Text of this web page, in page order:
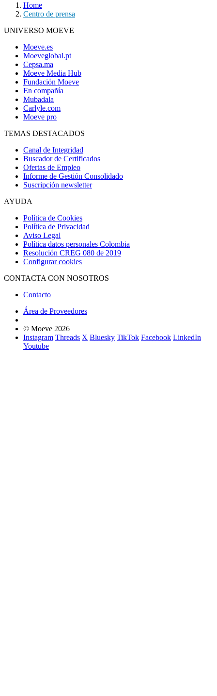
Home
Centro de prensa
UNIVERSO MOEVE
Moeve.es
Moeveglobal.pt
Cepsa.ma
Moeve Media Hub
Fundación Moeve
En compañía
Mubadala
Carlyle.com
Moeve pro
TEMAS DESTACADOS
Canal de Integridad
Buscador de Certificados
Ofertas de Empleo
Informe de Gestión Consolidado
Suscripción newsletter
AYUDA
Política de Cookies
Política de Privacidad
Aviso Legal
Política datos personales Colombia
Resolución CREG 080 de 2019
Configurar cookies
CONTACTA CON NOSOTROS
Contacto
Área de Proveedores
© Moeve 2026
Instagram Threads X Bluesky TikTok Facebook LinkedIn
Youtube